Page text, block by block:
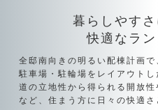
暮らしやす
快適なラン
全邸南向きの明るい配棟計画
駐車場・駐輪場をレイアウトし
道の立地性から得られる開放
など、住まう方に日々の快適さ